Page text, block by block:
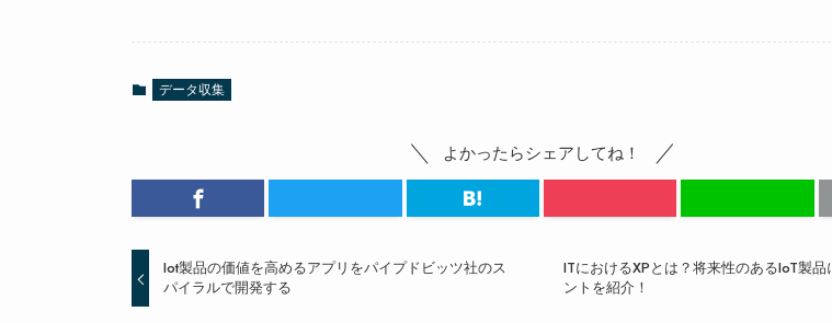
データ収集
よかったらシェアしてね！
Iot製品の価値を高めるアプリをパイプドビッツ社のス
パイラルで開発する
ITにおけるXPとは？将来性のあるIoT製品
ントを紹介！